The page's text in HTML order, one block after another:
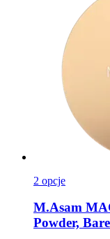
2 opcje
M.Asam
Powder,